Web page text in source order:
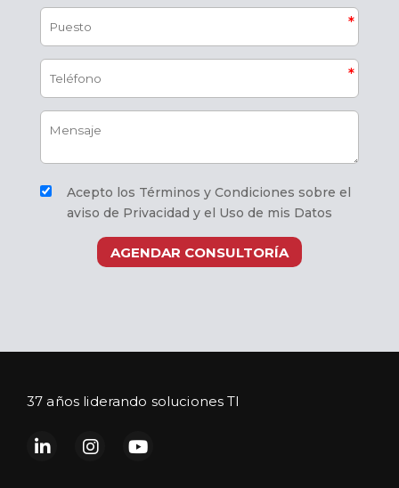
Acepto los Términos y Condiciones sobre el
aviso de Privacidad y el Uso de mis Datos
AGENDAR CONSULTORÍA
37 años liderando soluciones TI